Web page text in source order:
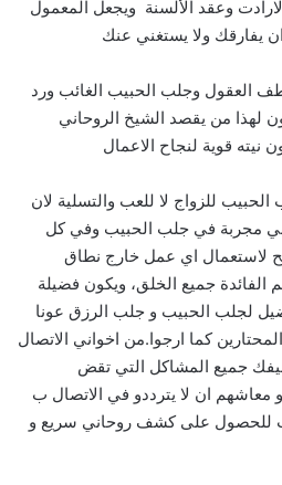
وعقد الألسنة ويجعل المعمول
يفارقك ولا يستغني عنك
العقول وجلب الحبيب الغائب ورد
لهذا من يقصد الشيخ الروحاني
قوية لنجاح الاعمال
للزواج لا للعب والتسلية لان
مجربة في جلب الحبيب وفي كل
لاستعمال اي عمل خارج نطاق
الفائدة جميع الخلق، ويكون فضيلة
لجلب الحبيب و جلب الرزق عونا
كما ارجوا.من اخواني الاتصال
ليفك جميع المشاكل التي تقض
ان لا يترددو في الاتصال ب
للحصول على كشف روحاني سريع و